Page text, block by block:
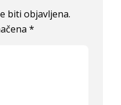
biti objavljena.
*